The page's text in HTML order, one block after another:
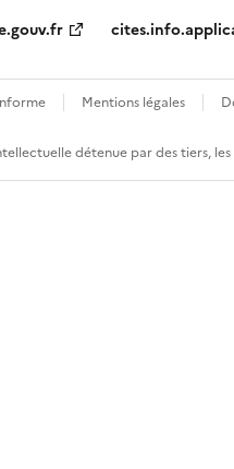
Mentions légales
détenue par des tiers,